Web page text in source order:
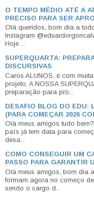
O TEMPO MÉDIO ATÉ A
PRECISO PARA SER
Olá queridos, bom dia a
Instagram
Hoje ...
SUPERQUARTA:
DISCURSIVAS
Caros ALUNOS, é com
projeto, A NOSSA
preparação para pro...
DESAFIO BLOG DO EDU:
(PARA COMEÇAR 2026
Olá meus amigos tudo
país já tem data para
desa...
COMO CONSEGUIR UM
PASSO PARA GARANTIR
Olá meus amigos, bom dia
formam agora no começo
sendo o cargo d...